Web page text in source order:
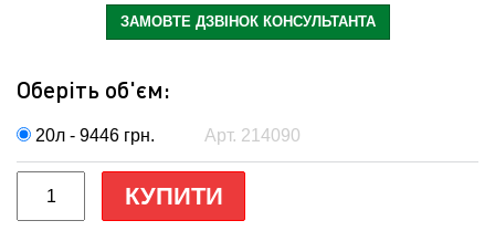
ЗАМОВТЕ ДЗВІНОК КОНСУЛЬТАНТА
Оберіть об'єм:
20л - 9446 грн. Арт. 214090
КУПИТИ